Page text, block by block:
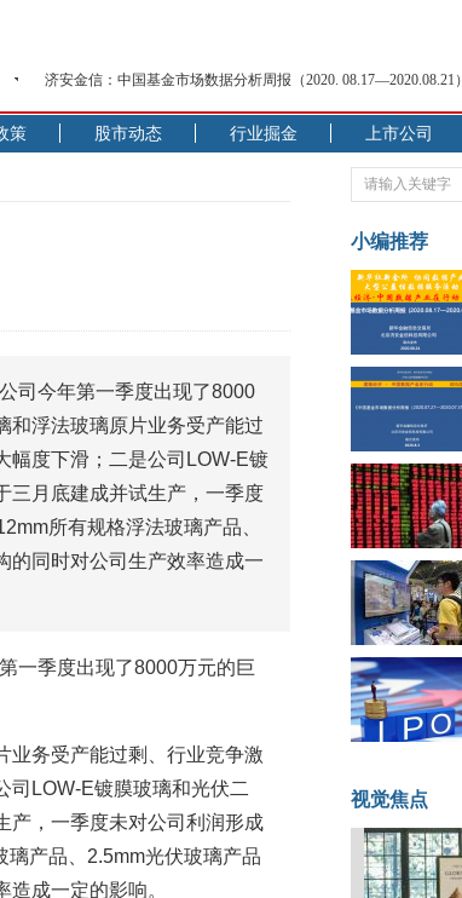
【见·闻】疫情下，新加坡旅游业步履维艰
记者手记：疫情下的香港零售业如何浴火重生？
【见·闻】疫情下一家香港传统零售商的转型突围之旅
济安金信：中国基金市场数据分析周报（2020. 07.27—2020.07.31）
央行公开市场净投放300亿元 短端资金利率明显下行
基本面及股市双轮冲击 债市回调十年期债表现最弱
沥青期货连续两日涨逾3% 沪银及两粕涨势喜人
恒生聚源：北斗收官之星发射成功，全产业链解析
济安金信：中国基金市场数据分析周报（2020. 08.17—2020.08.21）
策 股市动态 行业掘金 上市公司
司今年第一季度出现了8000
和浮法玻璃原片业务受产能过
幅度下滑；二是公司LOW-E镀
三月底建成并试生产，一季度
所有规格浮法玻璃产品、
的同时对公司生产效率造成一
一季度出现了8000万元的巨
业务受产能过剩、行业竞争激
司LOW-E镀膜玻璃和光伏二
产，一季度未对公司利润形成
产品、2.5mm光伏玻璃产品
成一定的影响。
小编推荐
视觉焦点